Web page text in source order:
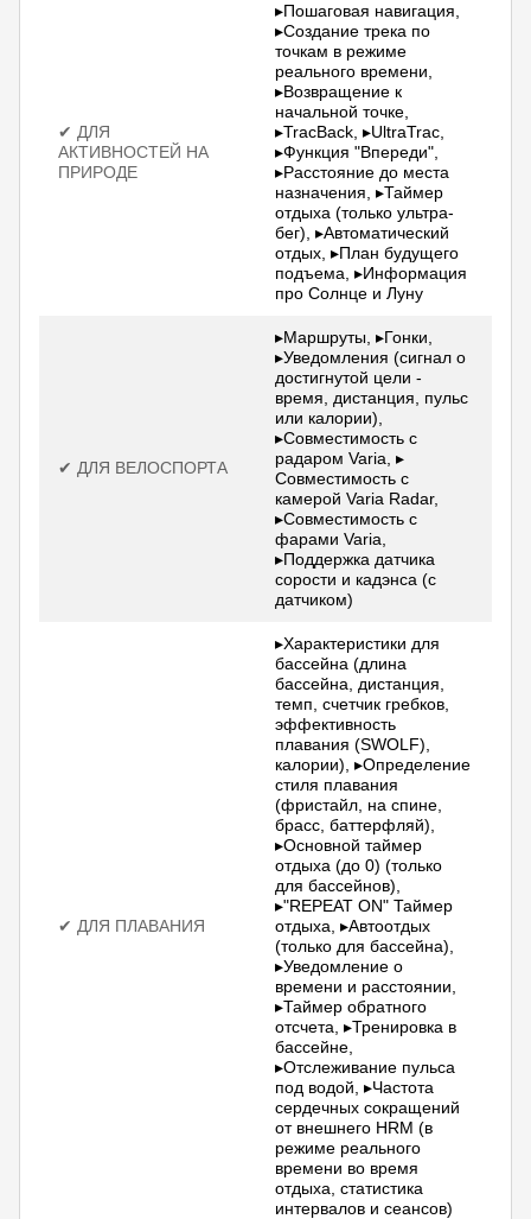
✔ ДЛЯ
АКТИВНОСТЕЙ НА
ПРИРОДЕ
▸Пошаговая навигация,
▸Создание трека по
точкам в режиме
реального времени,
▸Возвращение к
начальной точке,
▸TracBack, ▸UltraTrac,
▸Функция "Впереди",
▸Расстояние до места
назначения, ▸Таймер
отдыха (только ультра-
бег), ▸Автоматический
отдых, ▸План будущего
подъема, ▸Информация
про Солнце и Луну
✔ ДЛЯ ВЕЛОСПОРТА
▸Маршруты, ▸Гонки,
▸Уведомления (сигнал о
достигнутой цели -
время, дистанция, пульс
или калории),
▸Совместимость с
радаром Varia, ▸
Совместимость с
камерой Varia Radar,
▸Совместимость с
фарами Varia,
▸Поддержка датчика
сорости и кадэнса (с
датчиком)
✔ ДЛЯ ПЛАВАНИЯ
▸Характеристики для
бассейна (длина
бассейна, дистанция,
темп, счетчик гребков,
эффективность
плавания (SWOLF),
калории), ▸Определение
стиля плавания
(фристайл, на спине,
брасс, баттерфляй),
▸Основной таймер
отдыха (до 0) (только
для бассейнов),
▸"REPEAT ON" Таймер
отдыха, ▸Автоотдых
(только для бассейна),
▸Уведомление о
времени и расстоянии,
▸Таймер обратного
отсчета, ▸Тренировка в
бассейне,
▸Отслеживание пульса
под водой, ▸Частота
сердечных сокращений
от внешнего HRM (в
режиме реального
времени во время
отдыха, статистика
интервалов и сеансов)